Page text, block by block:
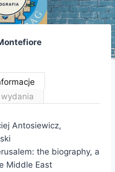
Antosiewicz,
the biography, a
Middle East